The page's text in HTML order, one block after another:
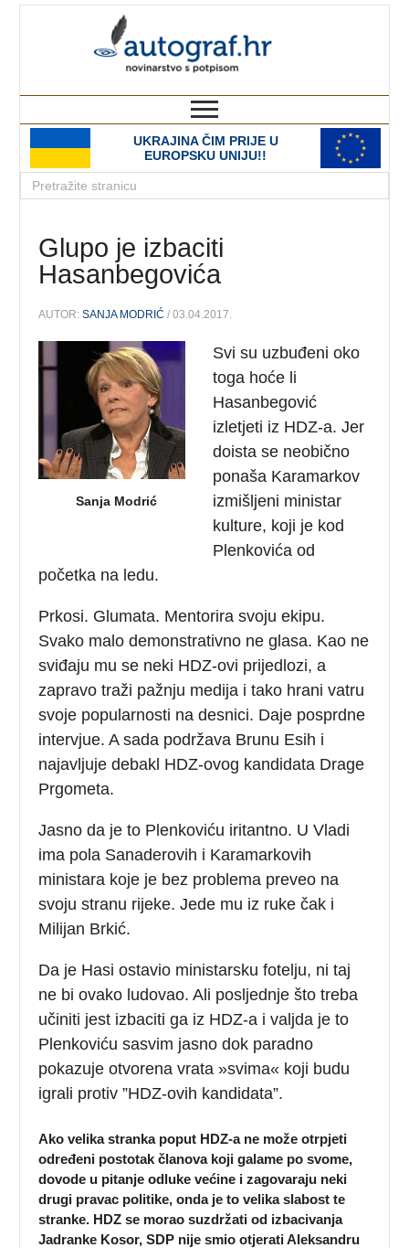
UKRAJINA ČIM PRIJE U
EUROPSKU UNIJU!!
Glupo je izbaciti
Hasanbegovića
AUTOR:SANJA MODRIĆ / 03.04.2017.
Sanja Modrić
Svi su uzbuđeni oko
toga hoće li
Hasanbegović
izletjeti iz HDZ-a. Jer
doista se neobično
ponaša Karamarkov
izmišljeni ministar
kulture, koji je kod
Plenkovića od
početka na ledu.
Prkosi. Glumata. Mentorira svoju ekipu.
Svako malo demonstrativno ne glasa. Kao ne
sviđaju mu se neki HDZ-ovi prijedlozi, a
zapravo traži pažnju medija i tako hrani vatru
svoje popularnosti na desnici. Daje posprdne
intervjue. A sada podržava Brunu Esih i
najavljuje debakl HDZ-ovog kandidata Drage
Prgometa.
Jasno da je to Plenkoviću iritantno. U Vladi
ima pola Sanaderovih i Karamarkovih
ministara koje je bez problema preveo na
svoju stranu rijeke. Jede mu iz ruke čak i
Milijan Brkić.
Da je Hasi ostavio ministarsku fotelju, ni taj
ne bi ovako ludovao. Ali posljednje što treba
učiniti jest izbaciti ga iz HDZ-a i valjda je to
Plenkoviću sasvim jasno dok paradno
pokazuje otvorena vrata »svima« koji budu
igrali protiv ”HDZ-ovih kandidata”.
Ako velika stranka poput HDZ-a ne može otrpjeti
određeni postotak članova koji galame po svome,
dovode u pitanje odluke većine i zagovaraju neki
drugi pravac politike, onda je to velika slabost te
stranke. HDZ se morao suzdržati od izbacivanja
Jadranke Kosor, SDP nije smio otjerati Aleksandru